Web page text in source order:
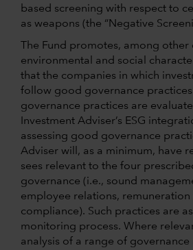
based screening with respect to
as weapons (the “Negative
The Fund promotes, among other
environmental and social
that the companies in which
follow good governance
governance practices are
Investment Adviser’s ESG
assessing good governance
Adviser will, as a minimum, have
sees relevant to the four
governance (i.e., sound
employee relations, remuneration
compliance). Such practices are
monitoring process. Where
analysis of a range of